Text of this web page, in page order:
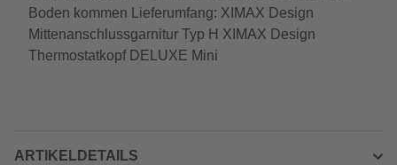
Boden kommen Lieferumfang: XIMAX Design
Mittenanschlussgarnitur Typ H XIMAX Design
Thermostatkopf DELUXE Mini
ARTIKELDETAILS